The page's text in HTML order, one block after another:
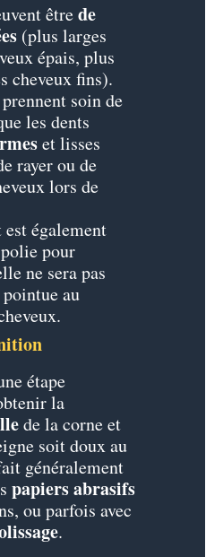
êtrede
(plus larges
épais, plus
cheveux fins).
soin de
les dents
et lisses
rayer ou de
lors de
est également
pour
ne sera pas
au
étape
la
de la corne et
soit doux au
généralement
papiers abrasifs
ou parfois avec
.